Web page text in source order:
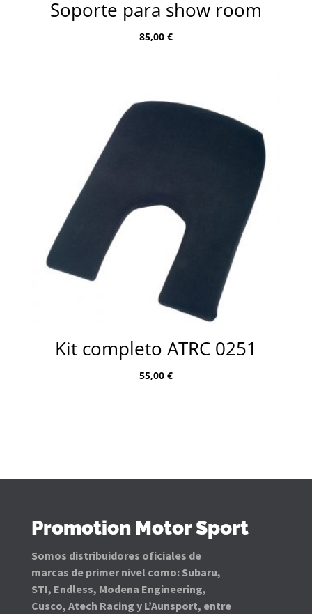
Soporte para show room
85,00 €
Kit completo ATRC 0251
55,00 €
Promotion Motor Sport
Somos distribuidores oficiales de
marcas de primer nivel como: Subaru,
STI, Endless, Modena Engineering,
Cusco, Atech Racing y L’Aunsport, entre